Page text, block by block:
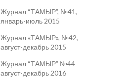
Журнал “ТАМЫР”, №41,
январь-июль 2015
Журнал «ТАМЫР», №42,
август-декабрь 2015
Журнал “ТАМЫР” №44
август-декабрь 2016